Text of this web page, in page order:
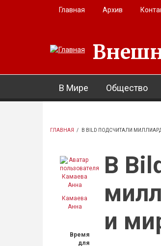
Перейти к основному содержанию
Главная Архив
В Мире Общество
ГЛАВНАЯ / В BILD ПОДСЧИТАЛИ
Камаева
Анна
Время
для
В
и